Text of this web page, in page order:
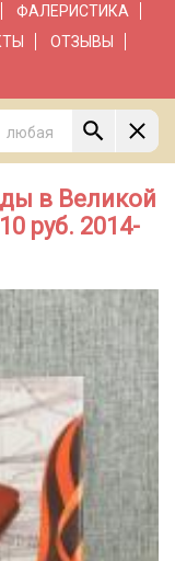
ФАЛЕРИСТИКА
ОТЗЫВЫ
в Великой
руб. 2014-